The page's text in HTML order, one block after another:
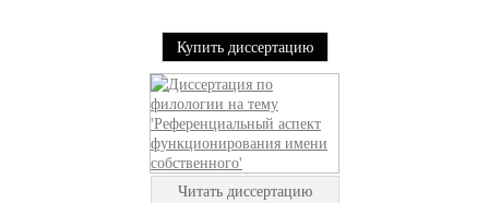
Купить диссертацию
Читать диссертацию